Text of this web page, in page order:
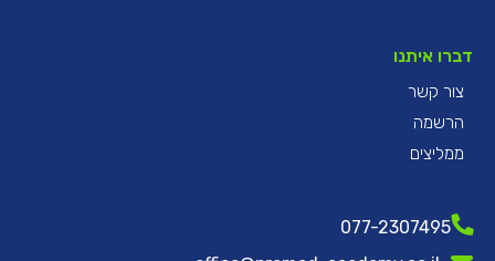
דברו איתנו
צור קשר
הרשמה
ממליצים
077-2307495